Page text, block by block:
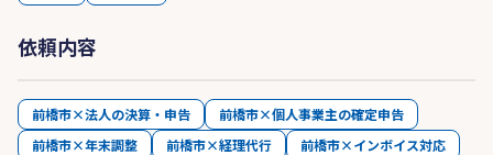
依頼内容
前橋市×法人の決算・申告
前橋市×個人事業主の確定申告
前橋市×年末調整
前橋市×経理代行
前橋市×インボイス対応